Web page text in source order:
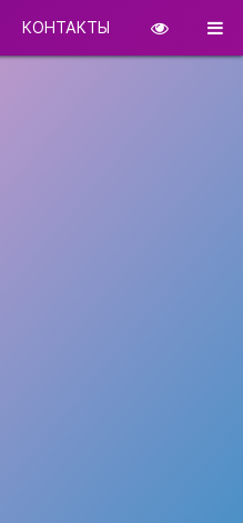
КОНТАКТЫ